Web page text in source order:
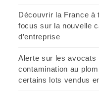
Découvrir la France à
focus sur la nouvelle
d’entreprise
Alerte sur les avocats
contamination au
certains lots vendus